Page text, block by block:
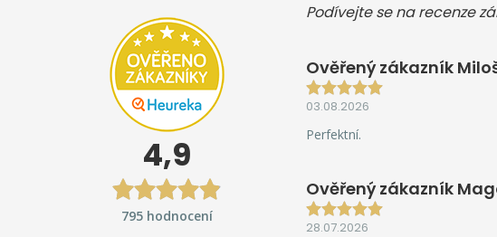
4,9
795 hodnocení
Podívejte se na recenze
Ověřený zákazník
03.08.2026
Perfektní.
Ověřený zákazník
28.07.2026